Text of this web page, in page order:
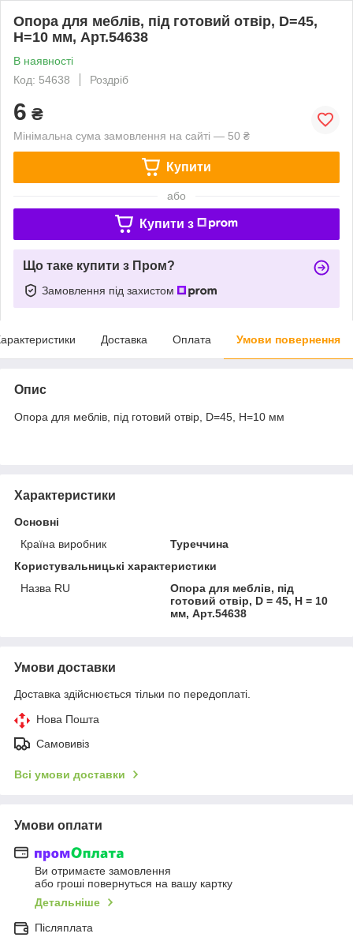
Опора для меблів, під готовий отвір, D=45,
H=10 мм, Арт.54638
В наявності
Код: 54638
Роздріб
6 ₴
Мінімальна сума замовлення на сайті — 50 ₴
Купити
або
Купити з
Що таке купити з Пром?
Замовлення під захистом
Доставка Оплата Умови повернення
Опис
Опора для меблів, під готовий отвір, D=45, H=10 мм
Характеристики
Основні
Країна виробник
Туреччина
Користувальницькі характеристики
Назва RU
Опора для меблів, під
готовий отвір, D = 45, H = 10
мм, Арт.54638
Умови доставки
Доставка здійснюється тільки по передоплаті.
Нова Пошта
Самовивіз
Всі умови доставки
Умови оплати
Ви отримаєте замовлення
або гроші повернуться на вашу картку
Детальніше
Післяплата